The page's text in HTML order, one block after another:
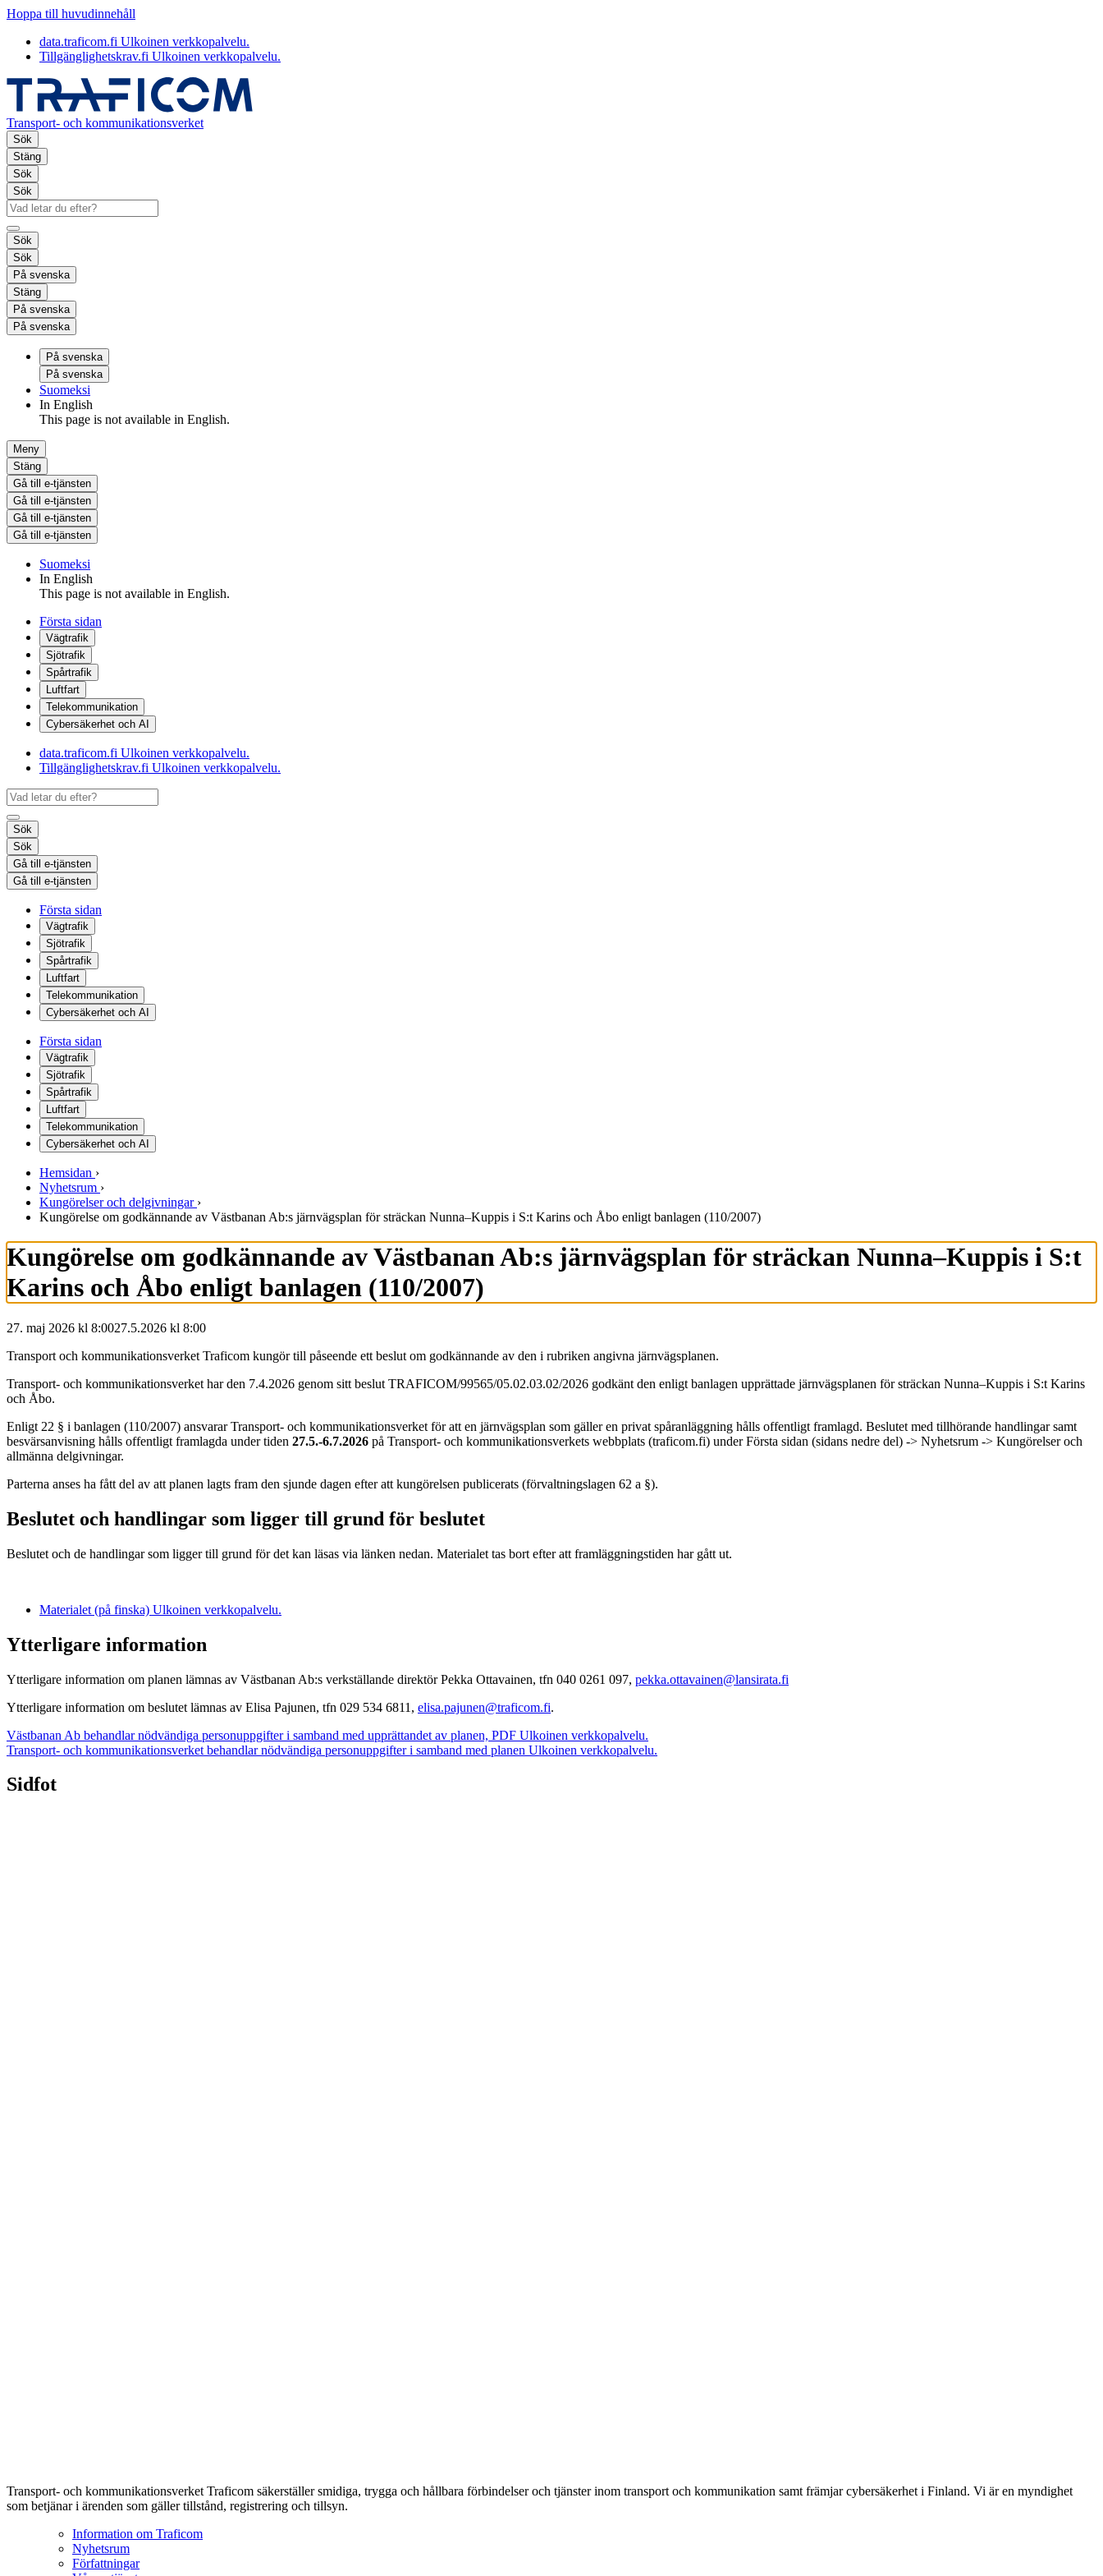
Hoppa till huvudinnehåll
data.traficom.fi Ulkoinen verkkopalvelu.
Tillgänglighetskrav.fi Ulkoinen verkkopalvelu.
Transport- och kommunikationsverket
Sök
Stäng
Sök
Sök
Sök
Sök
På svenska
Stäng
På svenska
På svenska
På svenska
På svenska
Suomeksi
In English
This page is not available in English.
Meny
Stäng
Gå till e-tjänsten
Gå till e-tjänsten
Gå till e-tjänsten
Gå till e-tjänsten
Suomeksi
In English
This page is not available in English.
Första sidan
Vägtrafik
Sjötrafik
Spårtrafik
Luftfart
Telekommunikation
Cybersäkerhet och AI
data.traficom.fi Ulkoinen verkkopalvelu.
Tillgänglighetskrav.fi Ulkoinen verkkopalvelu.
Sök
Sök
Gå till e-tjänsten
Gå till e-tjänsten
Första sidan
Vägtrafik
Sjötrafik
Spårtrafik
Luftfart
Telekommunikation
Cybersäkerhet och AI
Första sidan
Vägtrafik
Sjötrafik
Spårtrafik
Luftfart
Telekommunikation
Cybersäkerhet och AI
Hemsidan ›
Nyhetsrum ›
Kungörelser och delgivningar ›
Kungörelse om godkännande av Västbanan Ab:s järnvägsplan för sträckan Nunna–Kuppis i S:t Karins och Åbo enligt banlagen (110/2007)
Kungörelse om godkännande av Västbanan Ab:s järnvägsplan för sträckan Nunna–Kuppis i S:t
Karins och Åbo enligt banlagen (110/2007)
27. maj 2026 kl 8:0027.5.2026 kl 8:00
Transport och kommunikationsverket Traficom kungör till påseende ett beslut om godkännande av den i rubriken angivna järnvägsplanen.
Transport- och kommunikationsverket har den 7.4.2026 genom sitt beslut TRAFICOM/99565/05.02.03.02/2026 godkänt den enligt banlagen upprättade järnvägsplanen för sträckan Nunna–Kuppis i S:t Karins
och Åbo.
Enligt 22 § i banlagen (110/2007) ansvarar Transport- och kommunikationsverket för att en järnvägsplan som gäller en privat spåranläggning hålls offentligt framlagd. Beslutet med tillhörande handlingar samt
besvärsanvisning hålls offentligt framlagda under tiden 27.5.-6.7.2026 på Transport- och kommunikationsverkets webbplats (traficom.fi) under Första sidan (sidans nedre del) -> Nyhetsrum -> Kungörelser och
allmänna delgivningar.
Parterna anses ha fått del av att planen lagts fram den sjunde dagen efter att kungörelsen publicerats (förvaltningslagen 62 a §).
Beslutet och handlingar som ligger till grund för beslutet
Beslutet och de handlingar som ligger till grund för det kan läsas via länken nedan. Materialet tas bort efter att framläggningstiden har gått ut.
Materialet (på finska) Ulkoinen verkkopalvelu.
Ytterligare information
Ytterligare information om planen lämnas av Västbanan Ab:s verkställande direktör Pekka Ottavainen, tfn 040 0261 097, pekka.ottavainen@lansirata.fi
Ytterligare information om beslutet lämnas av Elisa Pajunen, tfn 029 534 6811, elisa.pajunen@traficom.fi.
Västbanan Ab behandlar nödvändiga personuppgifter i samband med upprättandet av planen, PDF Ulkoinen verkkopalvelu.
Transport- och kommunikationsverket behandlar nödvändiga personuppgifter i samband med planen Ulkoinen verkkopalvelu.
Sidfot
Transport- och kommunikationsverket Traficom säkerställer smidiga, trygga och hållbara förbindelser och tjänster inom transport och kommunikation samt främjar cybersäkerhet i Finland. Vi är en myndighet
som betjänar i ärenden som gäller tillstånd, registrering och tillsyn.
Information om Traficom
Nyhetsrum
Författningar